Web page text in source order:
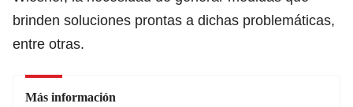
brinden soluciones prontas a dichas problemáticas,
entre otras.
Más información